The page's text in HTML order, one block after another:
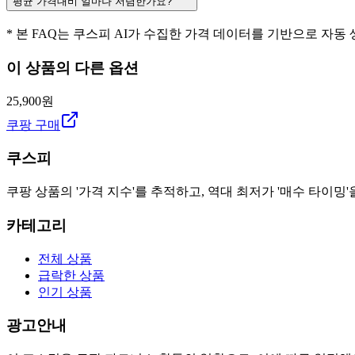
* 본 FAQ는 쿠스피 AI가 수집한 가격 데이터를 기반으로 자
이 상품의 다른 옵션
25,900원
쿠팡 구매
쿠스피
쿠팡 상품의 '가격 지수'를 추적하고, 역대 최저가 '매수 타이밍'
카테고리
전체 상품
급락한 상품
인기 상품
광고안내